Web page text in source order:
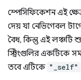
স্পেসিফিকেশন এই
দেয় যা নেভিগেবল
বৈধ, কিন্তু এই লঞ্চটি
স্ট্রিংগুলির একটিকে
তবে এটিকে "_self"